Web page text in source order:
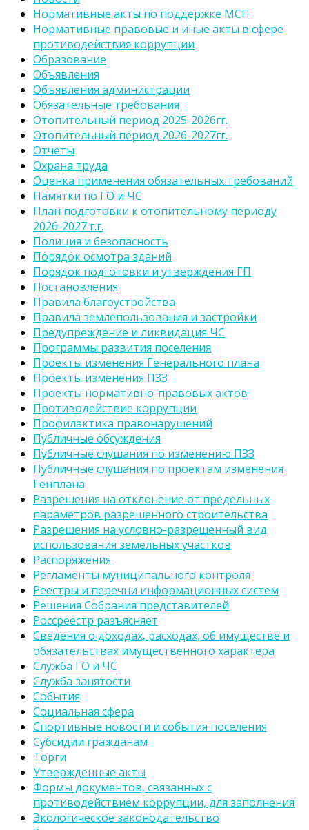
Нормативные акты по поддержке МСП
Нормативные правовые и иные акты в сфере
противодействия коррупции
Образование
Объявления
Объявления администрации
Обязательные требования
Отопительный период 2025-2026гг.
Отопительный период 2026-2027гг.
Отчеты
Охрана труда
Оценка применения обязательных требований
Памятки по ГО и ЧС
План подготовки к отопительному периоду
2026-2027 г.г.
Полиция и безопасность
Порядок осмотра зданий
Порядок подготовки и утверждения ГП
Постановления
Правила благоустройства
Правила землепользования и застройки
Предупреждение и ликвидация ЧС
Программы развития поселения
Проекты изменения Генерального плана
Проекты изменения ПЗЗ
Проекты нормативно-правовых актов
Противодействие коррупции
Профилактика правонарушений
Публичные обсуждения
Публичные слушания по изменению ПЗЗ
Публичные слушания по проектам изменения
Генплана
Разрешения на отклонение от предельных
параметров разрешенного строительства
Разрешения на условно-разрешенный вид
использования земельных участков
Распоряжения
Регламенты муниципального контроля
Реестры и перечни информационных систем
Решения Собрания представителей
Россреестр разъясняет
Сведения о доходах, расходах, об имуществе и
обязательствах имущественного характера
Служба ГО и ЧС
Служба занятости
События
Социальная сфера
Спортивные новости и события поселения
Субсидии гражданам
Торги
Утвержденные акты
Формы документов, связанных с
противодействием коррупции, для заполнения
Экологическое законодательство